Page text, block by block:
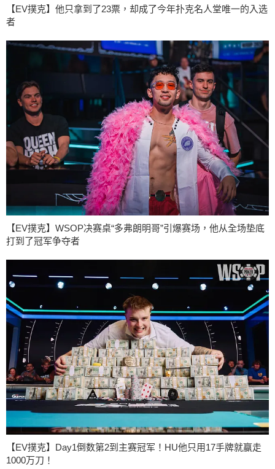
【EV撲克】他只拿到了23票，却成了今年扑克名人堂唯一的入选
者
【EV撲克】WSOP决赛桌“多弗朗明哥”引爆赛场，他从全场垫底
打到了冠军争夺者
【EV撲克】Day1倒数第2到主赛冠军！HU他只用17手牌就赢走
1000万刀！